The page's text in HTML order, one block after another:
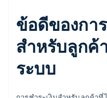
ข้อดีของกา
สำหรับลูกค้
ระบบ